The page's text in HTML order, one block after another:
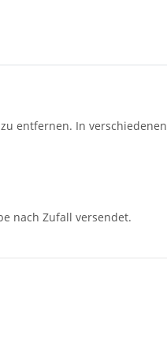
entfernen. In verschiedenen
nach Zufall versendet.